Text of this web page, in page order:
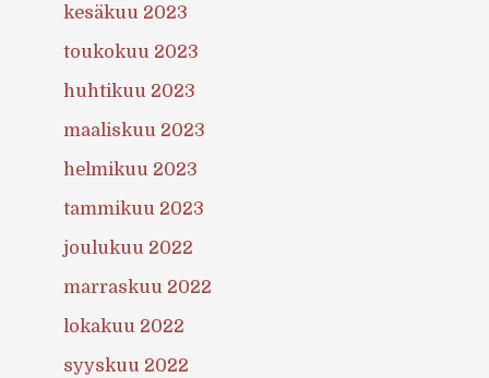
kesäkuu 2023
toukokuu 2023
huhtikuu 2023
maaliskuu 2023
helmikuu 2023
tammikuu 2023
joulukuu 2022
marraskuu 2022
lokakuu 2022
syyskuu 2022